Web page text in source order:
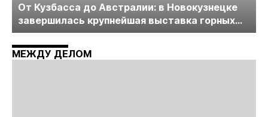
От Кузбасса до Австралии: в Новокузнецке
завершилась крупнейшая выставка горных
технологий «Недра России. Уголь России и
Майнинг»
МЕЖДУ ДЕЛОМ